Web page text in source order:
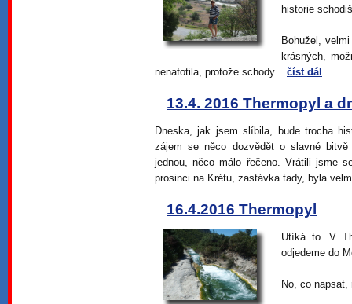
historie
Bohužel,
krásných,
nenafotila, protože schody... číst dál
13.4. 2016 Thermopyl a
Dneska, jak jsem slíbila, bude trocha
zájem se něco dozvědět o slavné
jednou, něco málo řečeno. Vrátili jsme
prosinci na Krétu, zastávka tady, byla
16.4.2016 Thermopyl
Utíká to. V
odjedeme do
No, co